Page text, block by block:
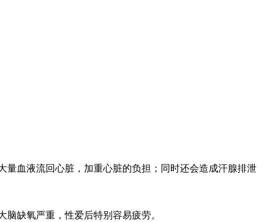
血液流回心脏，加重心脏的负担；同时还会造成汗腺排泄
缺氧严重，性爱后特别容易疲劳。